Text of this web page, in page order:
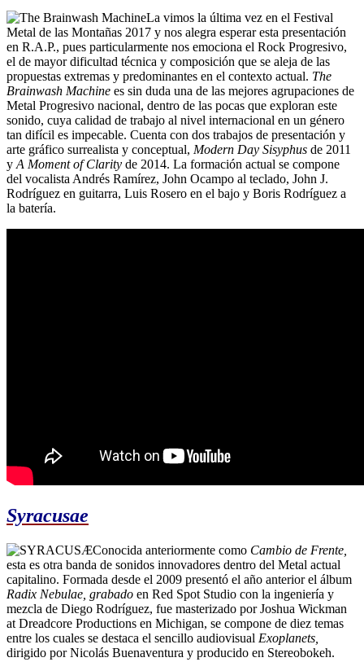
La vimos la última vez en el Festival
Metal de las Montañas 2017 y nos alegra esperar esta presentación
en R.A.P., pues particularmente nos emociona el Rock Progresivo,
el de mayor dificultad técnica y composición que se aleja de las
propuestas extremas y predominantes en el contexto actual. The
Brainwash Machine es sin duda una de las mejores agrupaciones de
Metal Progresivo nacional, dentro de las pocas que exploran este
sonido, cuya calidad de trabajo al nivel internacional en un género
tan difícil es impecable. Cuenta con dos trabajos de presentación y
arte gráfico surrealista y conceptual, Modern Day Sisyphus de 2011
y A Moment of Clarity de 2014. La formación actual se compone
del vocalista Andrés Ramírez, John Ocampo al teclado, John J.
Rodríguez en guitarra, Luis Rosero en el bajo y Boris Rodríguez a
la batería.
Syracusae
Conocida anteriormente como Cambio de Frente,
esta es otra banda de sonidos innovadores dentro del Metal actual
capitalino. Formada desde el 2009 presentó el año anterior el álbum
Radix Nebulae, grabado en Red Spot Studio con la ingeniería y
mezcla de Diego Rodríguez, fue masterizado por Joshua Wickman
at Dreadcore Productions en Michigan, se compone de diez temas
entre los cuales se destaca el sencillo audiovisual Exoplanets,
dirigido por Nicolás Buenaventura y producido en Stereobokeh.